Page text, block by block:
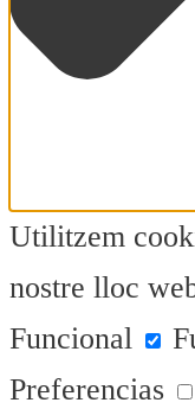
Utilitzem
nostre lloc
Funcional
Preferencias